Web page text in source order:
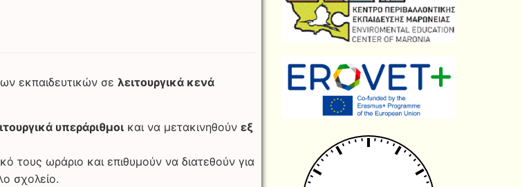
εκπαιδευτικών σε λειτουργικά κενά
υπεράριθμοικαι να μετακινηθούν εξ
τους ωράριο και επιθυμούν να διατεθούν για
σχολείο.